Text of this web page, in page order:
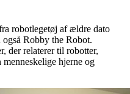
robotlegetøj af ældre dato
Robby the Robot.
der relaterer til robotter,
hjerne og